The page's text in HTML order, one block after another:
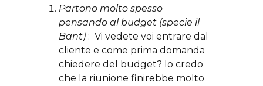
Partono molto spesso
pensando al budget (specie il
Bant) : Vi vedete voi entrare dal
cliente e come prima domanda
chiedere del budget? Io credo
che la riunione finirebbe molto